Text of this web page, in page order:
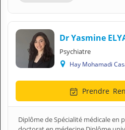
Dr Yasmine
Psychiatre
Hay Mohamadi
Prendre
Diplôme de Spécialité médicale en